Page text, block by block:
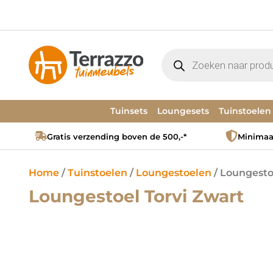
Tuinsets Loungesets Tuinstoelen
Gratis verzending boven de 500,-*
Home /Tuinstoelen / Loungestoelen /
Loungestoel Torvi Zwart